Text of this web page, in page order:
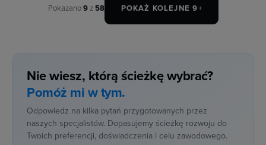
Pokazano9z 58 POKAŻ KOLEJNE 9+
Nie wiesz, którą ścieżkę wybrać?
Pomóż mi w tym.
Odpowiedz na kilka pytań przygotowanych przez
naszych specjalistów. Dopasujemy ścieżkę rozwoju do
Twoich preferencji, doświadczenia i celu zawodowego.